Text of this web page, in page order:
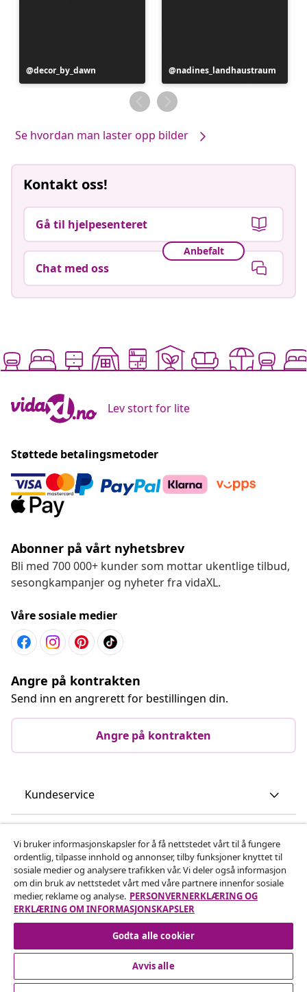
Innlegg
publisert
decor_by_dawn
Innlegg
publisert
av
nadines_landhaustraum
Se hvordan man laster opp bilder
Kontakt oss!
Gå til hjelpesenteret
Anbefalt
Chat med oss
Lev stort for lite
Støttede betalingsmetoder
Abonner på vårt nyhetsbrev
Bli med 700 000+ kunder som mottar ukentlige tilbud,
sesongkampanjer og nyheter fra vidaXL.
Våre sosiale medier
Angre på kontrakten
Send inn en angrerett for bestillingen din.
Angre på kontrakten
Kundeservice
vidaXL
Oppdag mer
Vi bruker informasjonskapsler for å få nettstedet vårt til å fungere
ordentlig, tilpasse innhold og annonser, tilby funksjoner knyttet til
sosiale medier og analysere trafikken vår. Vi deler også informasjon
om din bruk av nettstedet vårt med våre partnere innenfor sosiale
medier, reklame og analyse. PERSONVERNERKLÆRING OG
ERKLÆRING OM INFORMASJONSKAPSLER
Godta alle cookier
Avvis alle